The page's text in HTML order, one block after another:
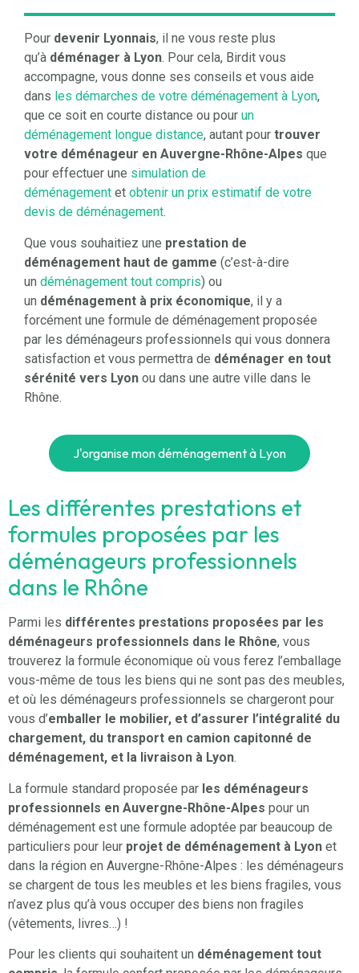
Pour devenir Lyonnais, il ne vous reste plus
qu’à déménager à Lyon. Pour cela, Birdit vous
accompagne, vous donne ses conseils et vous aide
dans les démarches de votre déménagement à Lyon,
que ce soit en courte distance ou pour un
déménagement longue distance, autant pour trouver
votre déménageur en Auvergne-Rhône-Alpes que
pour effectuer une simulation de
déménagement et obtenir un prix estimatif de votre
devis de déménagement.
Que vous souhaitiez une prestation de
déménagement haut de gamme (c’est-à-dire
un déménagement tout compris) ou
un déménagement à prix économique, il y a
forcément une formule de déménagement proposée
par les déménageurs professionnels qui vous donnera
satisfaction et vous permettra de déménager en tout
sérénité vers Lyon ou dans une autre ville dans le
Rhône.
J'organise mon déménagement à Lyon
Les différentes prestations et
formules proposées par les
déménageurs professionnels
dans le Rhône
Parmi les différentes prestations proposées par les
déménageurs professionnels dans le Rhône, vous
trouverez la formule économique où vous ferez l’emballage
vous-même de tous les biens qui ne sont pas des meubles,
et où les déménageurs professionnels se chargeront pour
vous d’emballer le mobilier, et d’assurer l’intégralité du
chargement, du transport en camion capitonné de
déménagement, et la livraison à Lyon.
La formule standard proposée par les déménageurs
professionnels en Auvergne-Rhône-Alpes pour un
déménagement est une formule adoptée par beaucoup de
particuliers pour leur projet de déménagement à Lyon et
dans la région en Auvergne-Rhône-Alpes : les déménageurs
se chargent de tous les meubles et les biens fragiles, vous
n’avez plus qu’à vous occuper des biens non fragiles
(vêtements, livres…) !
Pour les clients qui souhaitent un déménagement tout